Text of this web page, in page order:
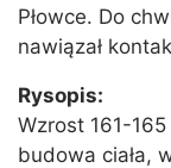
Płowce. Do
nawiązał
Rysopis:
Wzrost 161-
budowa ciała,